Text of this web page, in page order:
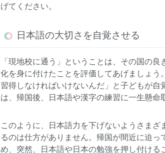
げてください。
日本語の大切さを自覚させる
「現地校に通う」ということは、その国の
化を身に付けたことを評価してあげましょ
習得しなければいけないんだ」と子どもが
は、帰国後、日本語や漢字の練習に一生懸命
このように、日本語力を下げないようさま
るのは仕方がありません。帰国が間近に迫
め、突然、日本語や日本の勉強を押し付け